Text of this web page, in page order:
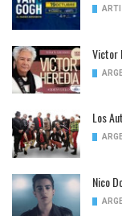
Victor
Los
Nico